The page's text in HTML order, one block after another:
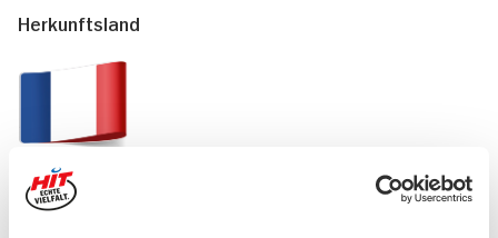
Herkunftsland
Frankreich